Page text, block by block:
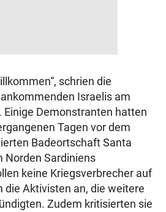
schrien die
Israelis am
Einige Demonstranten hatten
Tagen vor dem
Badeortschaft Santa
Norden Sardiniens
keine Kriegsverbrecher auf
die Aktivisten an, die weitere
Zudem kritisierten sie